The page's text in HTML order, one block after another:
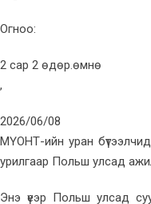
Огноо:
2 сар 2 өдөр.өмнө
,
2026/06/08
МҮОНТ-ийн уран
урилгаар Польш улсад
Энэ үеэр Польш улсад